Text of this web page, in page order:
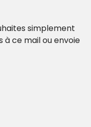
simplement
à ce mail ou envoie